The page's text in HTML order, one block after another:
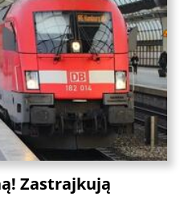
Zastrajkują